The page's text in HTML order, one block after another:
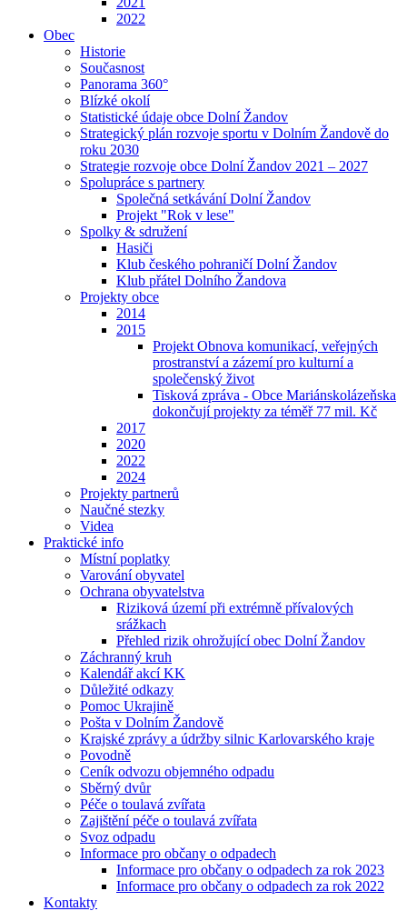
2022
Obec
Historie
Současnost
Panorama 360°
Blízké okolí
Statistické údaje obce Dolní Žandov
Strategický plán rozvoje sportu v Dolním Žandově do
roku 2030
Strategie rozvoje obce Dolní Žandov 2021 – 2027
Spolupráce s partnery
Společná setkávání Dolní Žandov
Projekt "Rok v lese"
Spolky & sdružení
Hasiči
Klub českého pohraničí Dolní Žandov
Klub přátel Dolního Žandova
Projekty obce
2014
2015
Projekt Obnova komunikací, veřejných
prostranství a zázemí pro kulturní a
společenský život
Tisková zpráva - Obce Mariánskolázeňska
dokončují projekty za téměř 77 mil. Kč
2017
2020
2022
2024
Projekty partnerů
Naučné stezky
Videa
Praktické info
Místní poplatky
Varování obyvatel
Ochrana obyvatelstva
Riziková území při extrémně přívalových
srážkach
Přehled rizik ohrožující obec Dolní Žandov
Záchranný kruh
Kalendář akcí KK
Důležité odkazy
Pomoc Ukrajině
Pošta v Dolním Žandově
Krajské zprávy a údržby silnic Karlovarského kraje
Povodně
Ceník odvozu objemného odpadu
Sběrný dvůr
Péče o toulavá zvířata
Zajištění péče o toulavá zvířata
Svoz odpadu
Informace pro občany o odpadech
Informace pro občany o odpadech za rok 2023
Informace pro občany o odpadech za rok 2022
Kontakty